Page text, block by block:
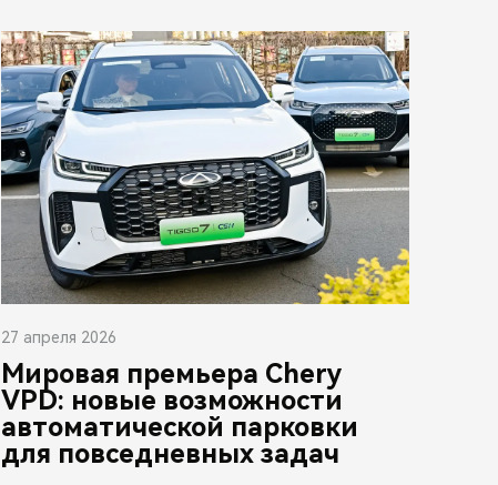
27 апреля 2026
Мировая премьера Chery
VPD: новые возможности
автоматической парковки
для повседневных задач